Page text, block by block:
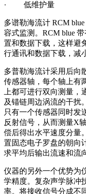
· 低维护量
多谱勒海流计 RCM
容式监测。RCM blue
置和数据下载，这样避
行通讯和数据下载，减
多普勒海流计采用后向
传感器轴，每个轴上有
上都可进行双向测量
及锚链周边涡流的干扰
只有一个传感器同时发
反射信号，从而测量X
偿后得出水平速度分量
置固态电子罗盘的朝向
求平均后输出流速和流
仪器的另外一个优势为
学精度。复杂声学脉冲
率。将接收信号分成不